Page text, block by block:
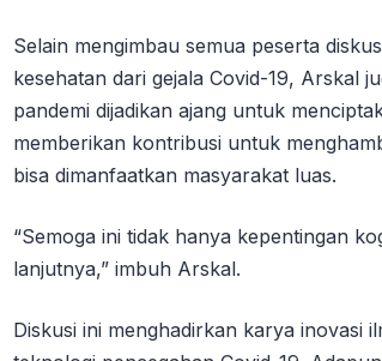
Selain mengimbau semua peserta
kesehatan dari gejala Covid-19, Arskal
pandemi dijadikan ajang untuk
memberikan kontribusi untuk
bisa dimanfaatkan masyarakat luas.
“Semoga ini tidak hanya kepentingan
lanjutnya,” imbuh Arskal.
Diskusi ini menghadirkan karya inovasi